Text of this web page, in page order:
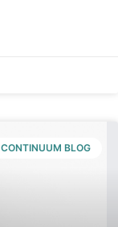
CONTINUUM BLOG